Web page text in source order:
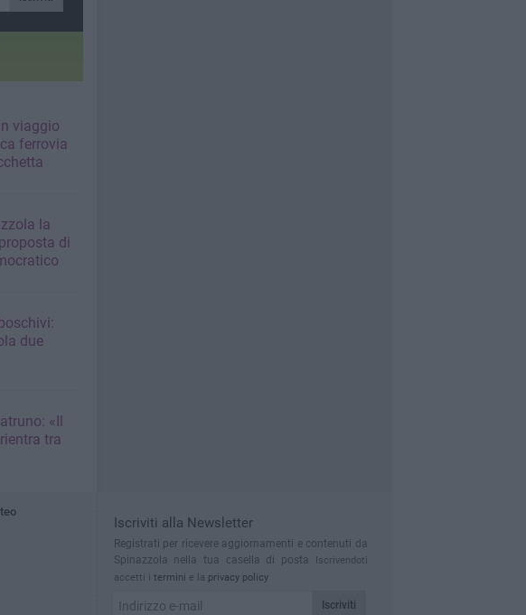
viaggio
ferrovia
la
di
due
«Il
tra
Iscriviti alla Newsletter
Registrati per ricevere aggiornamenti e contenuti da
Spinazzola nella tua casella di posta
Iscrivendoti
accetti i termini e la privacy policy
Iscriviti